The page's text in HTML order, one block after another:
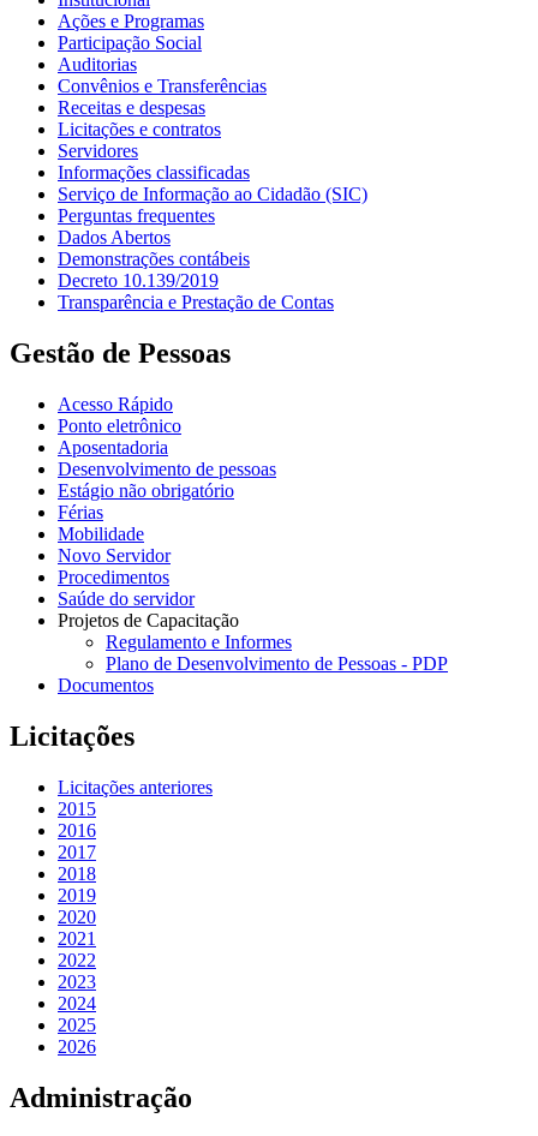
Ações e Programas
Participação Social
Auditorias
Convênios e Transferências
Receitas e despesas
Licitações e contratos
Servidores
Informações classificadas
Serviço de Informação ao Cidadão (SIC)
Perguntas frequentes
Dados Abertos
Demonstrações contábeis
Decreto 10.139/2019
Transparência e Prestação de Contas
Gestão de Pessoas
Acesso Rápido
Ponto eletrônico
Aposentadoria
Desenvolvimento de pessoas
Estágio não obrigatório
Férias
Mobilidade
Novo Servidor
Procedimentos
Saúde do servidor
Projetos de Capacitação
Regulamento e Informes
Plano de Desenvolvimento de Pessoas - PDP
Documentos
Licitações
Licitações anteriores
2015
2016
2017
2018
2019
2020
2021
2022
2023
2024
2025
2026
Administração